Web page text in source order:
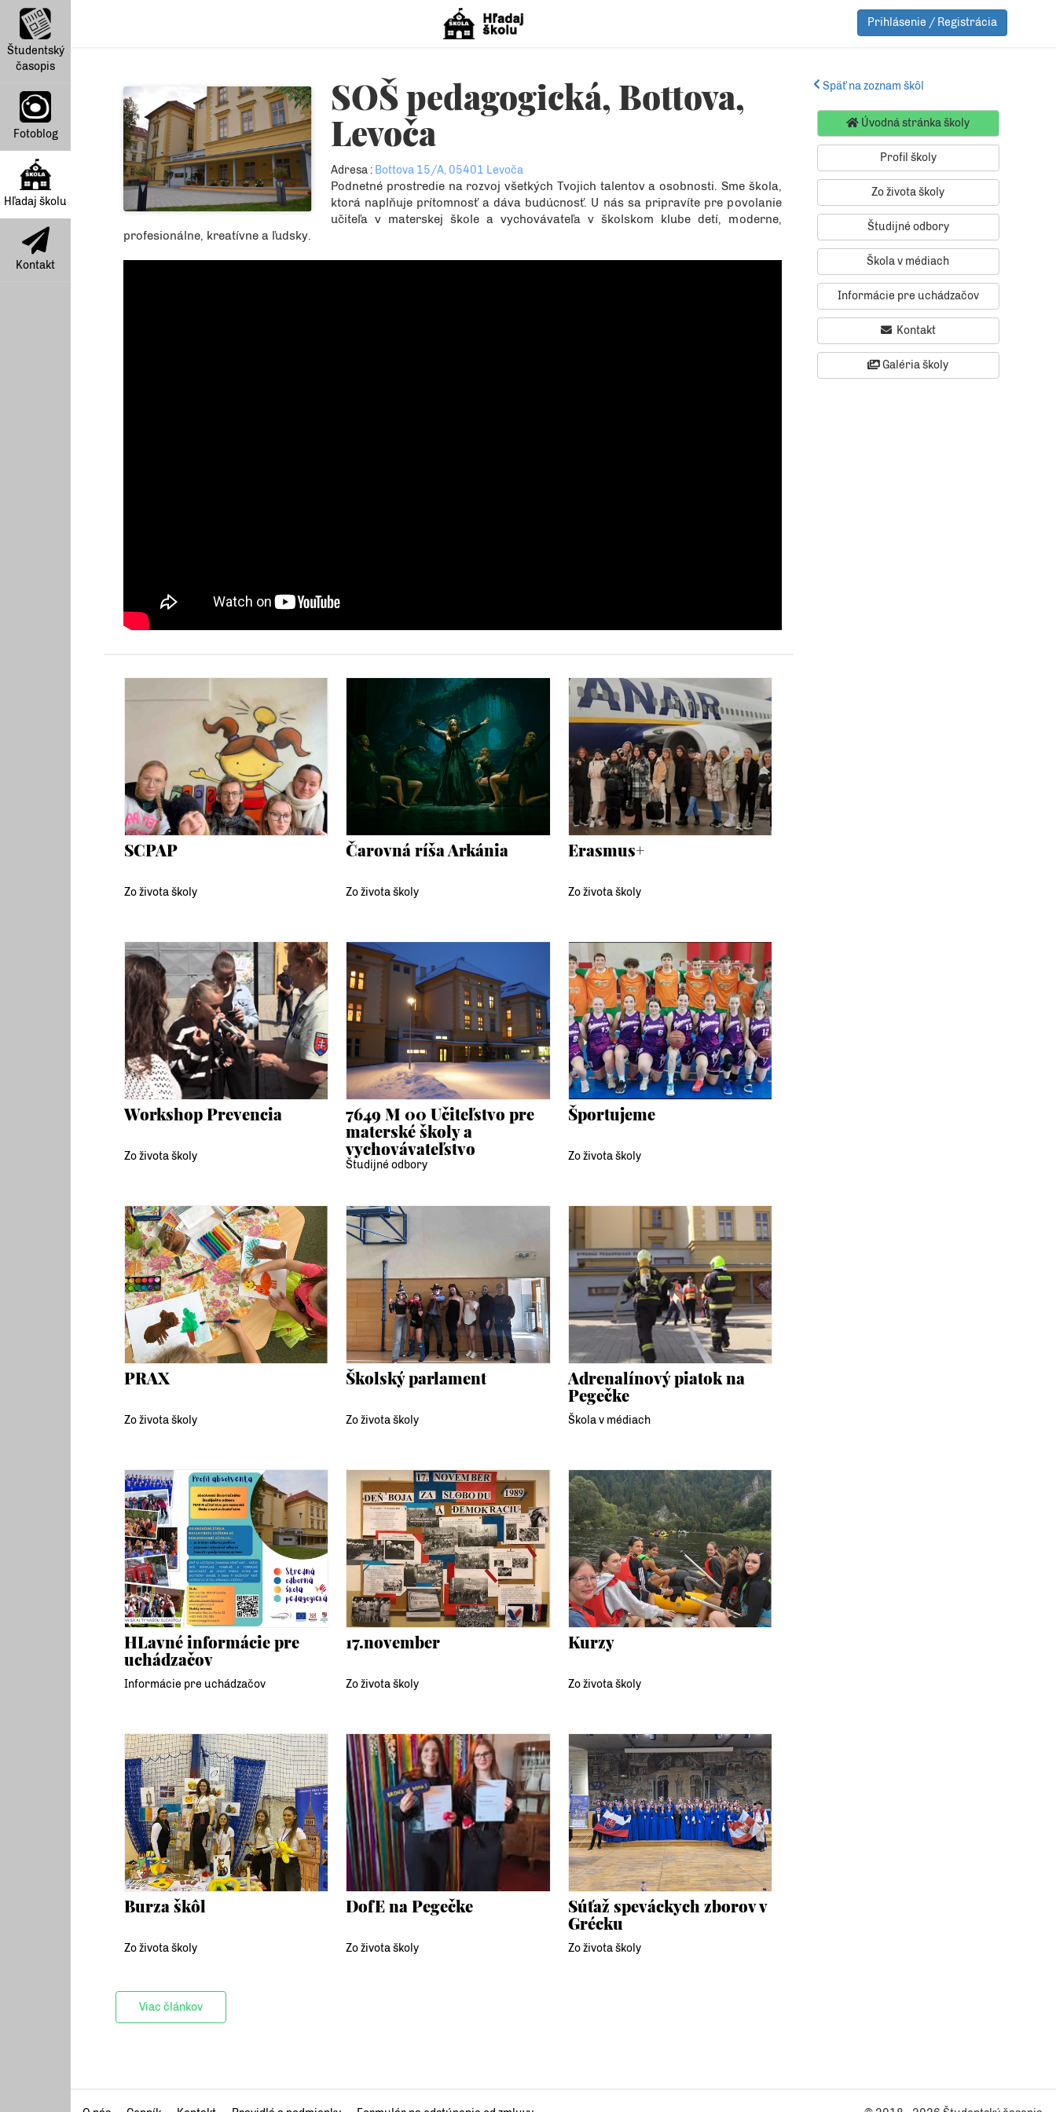
Študentský
časopis
Fotoblog
Hľadaj školu
Kontakt
Prihlásenie / Registrácia
SOŠ pedagogická, Bottova,
Levoča
Adresa : Bottova 15/A, 05401 Levoča
Podnetné prostredie na rozvoj všetkých Tvojich talentov a osobnosti. Sme škola,
ktorá naplňuje prítomnosť a dáva budúcnosť. U nás sa pripravíte pre povolanie
učiteľa v materskej škole a vychovávateľa v školskom klube detí, moderne,
profesionálne, kreatívne a ľudsky.
SCPAP
Zo života školy
Čarovná ríša Arkánia
Zo života školy
Erasmus+
Zo života školy
Workshop Prevencia
Zo života školy
7649 M 00 Učiteľstvo pre
materské školy a
vychovávateľstvo
Študijné odbory
Športujeme
Zo života školy
PRAX
Zo života školy
Školský parlament
Zo života školy
Adrenalínový piatok na
Pegečke
Škola v médiach
HLavné informácie pre
uchádzačov
Informácie pre uchádzačov
17.november
Zo života školy
Kurzy
Zo života školy
Burza škôl
Zo života školy
DofE na Pegečke
Zo života školy
Súťaž speváckych zborov v
Grécku
Zo života školy
Viac článkov
Späť na zoznam škôl
Úvodná stránka školy
Profil školy
Zo života školy
Študijné odbory
Škola v médiach
Informácie pre uchádzačov
Kontakt
Galéria školy